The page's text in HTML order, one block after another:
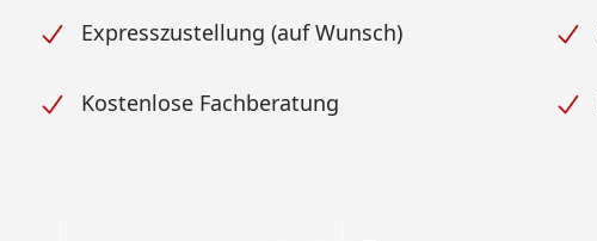
Expresszustellung (auf Wunsch)
Kostenlose Fachberatung